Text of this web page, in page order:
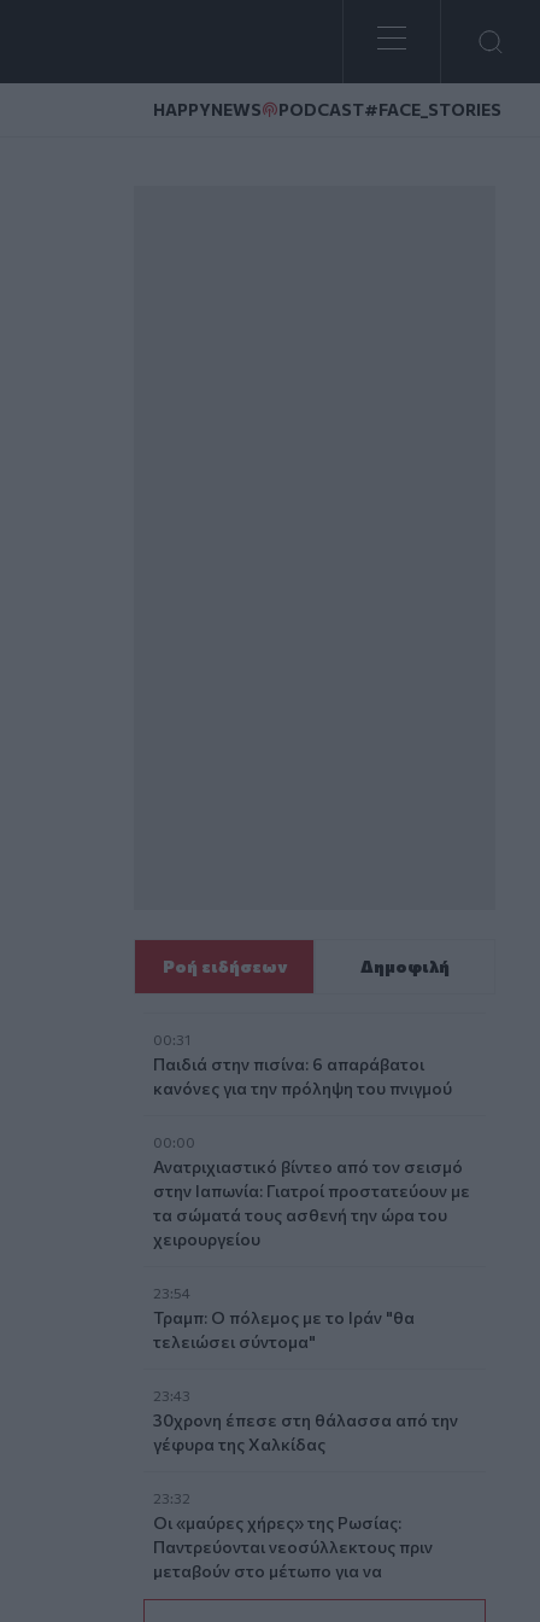
HAPPYNEWS PODCAST#FACE_STORIES
Ροή ειδήσεων Δημοφιλή
00:31
Παιδιά στην πισίνα: 6 απαράβατοι
κανόνες για την πρόληψη του πνιγμού
00:00
Ανατριχιαστικό βίντεο από τον σεισμό
στην Ιαπωνία: Γιατροί προστατεύουν με
τα σώματά τους ασθενή την ώρα του
χειρουργείου
23:54
Τραμπ: Ο πόλεμος με το Ιράν "θα
τελειώσει σύντομα"
23:43
30χρονη έπεσε στη θάλασσα από την
γέφυρα της Χαλκίδας
23:32
Οι «μαύρες χήρες» της Ρωσίας:
Παντρεύονται νεοσύλλεκτους πριν
μεταβούν στο μέτωπο για να
εισπράξουν τις «παχυλές»